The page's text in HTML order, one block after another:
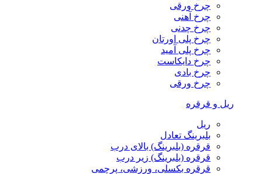
چرخ ورقی
چرخ آهنی
چرخ چدنی
چرخ پلی اورتان
چرخ پلی آمید
چرخ دایکاست
چرخ بادی
چرخ ورقی
ریل و قرقره
ریل
بلبرینگ تعادل
قرقره (بلبرینگ) بالای درب
قرقره (بلبرینگ) زیر درب
قرقره بکسلی، ورزشی، پرچمی